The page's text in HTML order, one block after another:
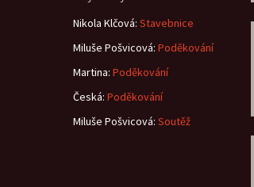
Nikola Klčová: Stavebnice
Miluše Pošvicová: Poděkování
Martina: Poděkování
Česká: Poděkování
Miluše Pošvicová: Soutěž